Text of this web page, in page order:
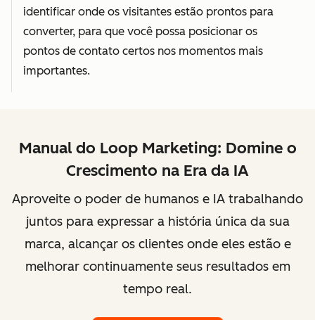
identificar onde os visitantes estão prontos para
converter, para que você possa posicionar os
pontos de contato certos nos momentos mais
importantes.
Manual do Loop Marketing: Domine o
Crescimento na Era da IA
Aproveite o poder de humanos e IA trabalhando
juntos para expressar a história única da sua
marca, alcançar os clientes onde eles estão e
melhorar continuamente seus resultados em
tempo real.